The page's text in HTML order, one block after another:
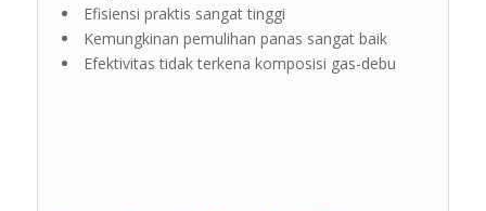
Efisiensi praktis sangat tinggi
Kemungkinan pemulihan panas sangat baik
Efektivitas tidak terkena komposisi gas-debu